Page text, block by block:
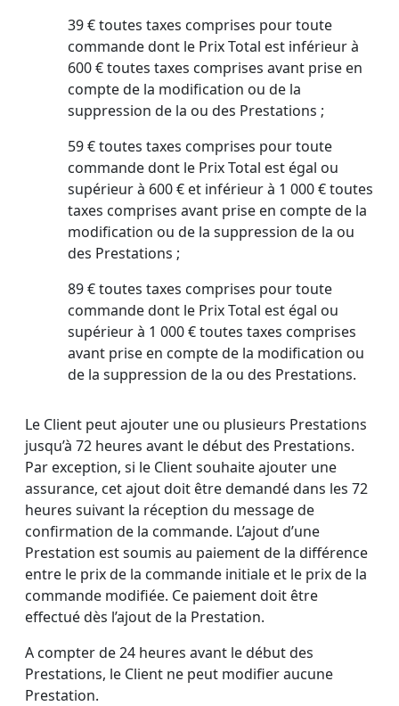
39 € toutes taxes comprises pour toute
commande dont le Prix Total est inférieur à
600 € toutes taxes comprises avant prise en
compte de la modification ou de la
suppression de la ou des Prestations ;
59 € toutes taxes comprises pour toute
commande dont le Prix Total est égal ou
supérieur à 600 € et inférieur à 1 000 € toutes
taxes comprises avant prise en compte de la
modification ou de la suppression de la ou
des Prestations ;
89 € toutes taxes comprises pour toute
commande dont le Prix Total est égal ou
supérieur à 1 000 € toutes taxes comprises
avant prise en compte de la modification ou
de la suppression de la ou des Prestations.
Le Client peut ajouter une ou plusieurs Prestations
jusqu’à 72 heures avant le début des Prestations.
Par exception, si le Client souhaite ajouter une
assurance, cet ajout doit être demandé dans les 72
heures suivant la réception du message de
confirmation de la commande. L’ajout d’une
Prestation est soumis au paiement de la différence
entre le prix de la commande initiale et le prix de la
commande modifiée. Ce paiement doit être
effectué dès l’ajout de la Prestation.
A compter de 24 heures avant le début des
Prestations, le Client ne peut modifier aucune
Prestation.